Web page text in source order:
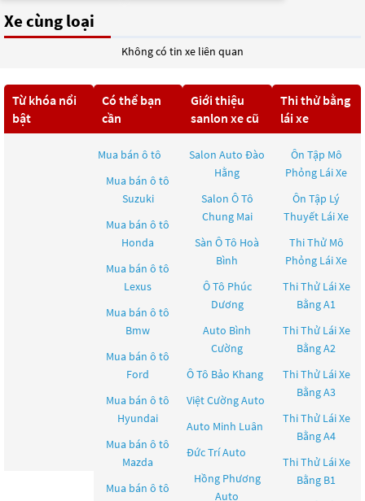
Xe cùng loại
Không có tin xe liên quan
Từ khóa nổi
bật
Có thể bạn
cần
Mua bán ô tô
Mua bán ô tô
Suzuki
Mua bán ô tô
Honda
Mua bán ô tô
Lexus
Mua bán ô tô
Bmw
Mua bán ô tô
Ford
Mua bán ô tô
Hyundai
Mua bán ô tô
Mazda
Mua bán ô tô
Giới thiệu
sanlon xe cũ
Salon Auto Đào
Hằng
Salon Ô Tô
Chung Mai
Sàn Ô Tô Hoà
Bình
Ô Tô Phúc
Dương
Auto Bình
Cường
Ô Tô Bảo Khang
Việt Cường Auto
Auto Minh Luân
Đức Trí Auto
Hồng Phương
Auto
Thi thử bằng
lái xe
Ôn Tập Mô
Phỏng Lái Xe
Ôn Tập Lý
Thuyết Lái Xe
Thi Thử Mô
Phỏng Lái Xe
Thi Thử Lái Xe
Bằng A1
Thi Thử Lái Xe
Bằng A2
Thi Thử Lái Xe
Bằng A3
Thi Thử Lái Xe
Bằng A4
Thi Thử Lái Xe
Bằng B1